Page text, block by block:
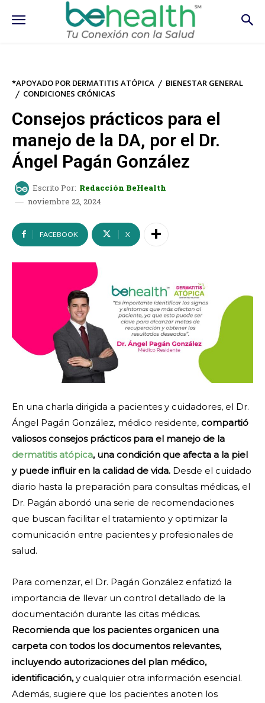
*APOYADO POR DERMATITIS ATÓPICA
BIENESTAR GENERAL
CONDICIONES CRÓNICAS
Consejos prácticos para el
manejo de la DA, por el Dr.
Ángel Pagán González
Escrito Por: Redacción BeHealth
noviembre 22, 2024
FACEBOOK X
En una charla dirigida a pacientes y cuidadores, el Dr.
Ángel Pagán González, médico residente, compartió
valiosos consejos prácticos para el manejo de la
dermatitis atópica, una condición que afecta a la piel
y puede influir en la calidad de vida. Desde el cuidado
diario hasta la preparación para consultas médicas, el
Dr. Pagán abordó una serie de recomendaciones
que buscan facilitar el tratamiento y optimizar la
comunicación entre pacientes y profesionales de
salud.
Para comenzar, el Dr. Pagán González enfatizó la
importancia de llevar un control detallado de la
documentación durante las citas médicas.
Recomienda que los pacientes organicen una
carpeta con todos los documentos relevantes,
incluyendo autorizaciones del plan médico,
identificación,y cualquier otra información esencial.
Además, sugiere que los pacientes anoten los